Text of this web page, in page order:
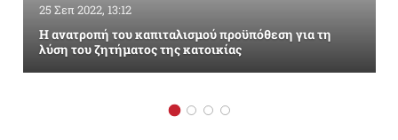
25 Σεπ 2022, 13:12
Η ανατροπή του καπιταλισμού προϋπόθεση για τη
λύση του ζητήματος της κατοικίας